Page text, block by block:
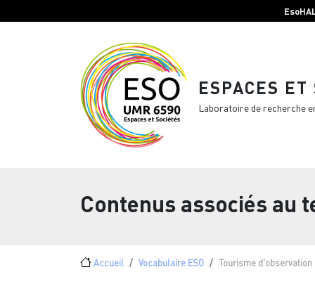
ESPACES ET
Laboratoire de recherche
Contenus associés au
Fil d'Ariane
Accueil Vocabulaire ESO Tourisme